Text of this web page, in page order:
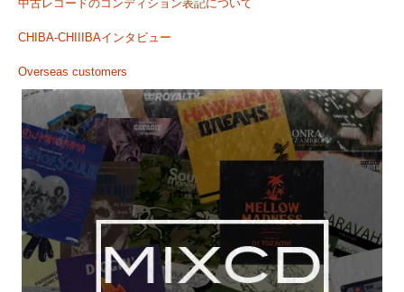
中古レコードのコンディション表記について
CHIBA-CHIIIBAインタビュー
Overseas customers